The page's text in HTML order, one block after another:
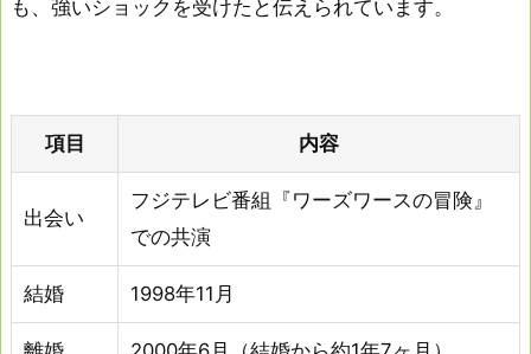
も、強いショックを受けたと伝えられています。
項目 内容
出会い
フジテレビ番組『ワーズワースの冒険』
での共演
結婚 1998年11月